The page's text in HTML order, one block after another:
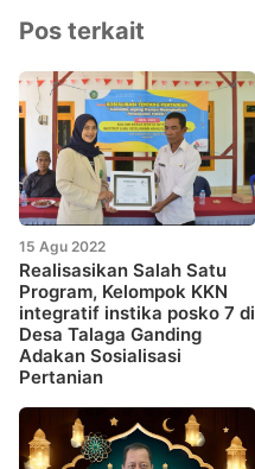
Pos terkait
15 Agu 2022
Realisasikan Salah Satu
Program, Kelompok KKN
integratif instika posko 7 di
Desa Talaga Ganding
Adakan Sosialisasi
Pertanian